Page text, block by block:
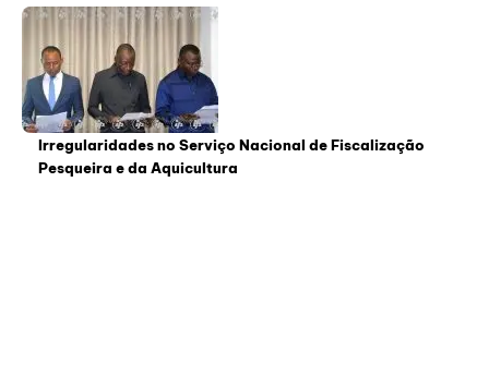
Irregularidades no Serviço Nacional de Fiscalização
Pesqueira e da Aquicultura